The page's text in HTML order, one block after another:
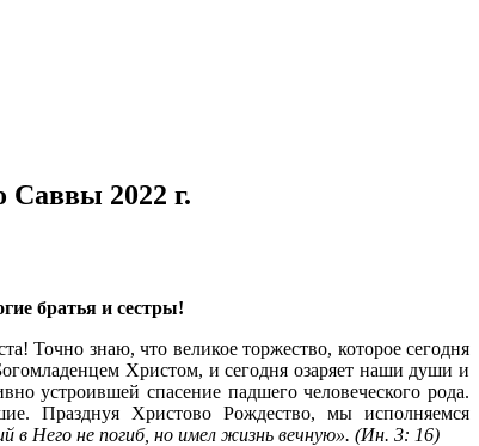
Саввы 2022 г.
братья и сестры!
Точно знаю, что великое торжество, которое сегодня
Христом, и сегодня озаряет наши души и
устроившей спасение падшего человеческого рода.
Празднуя Христово Рождество, мы исполняемся
в Него не погиб, но имел жизнь вечную». (Ин. 3: 16)